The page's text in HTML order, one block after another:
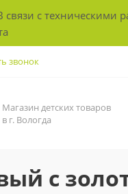
связи с техническими
звонок
Магазин детских товаров
в г. Вологда
с